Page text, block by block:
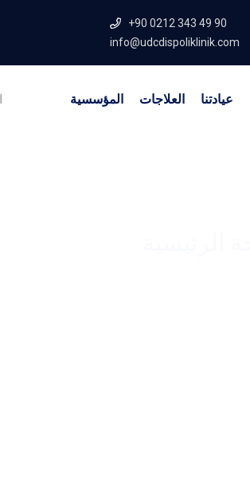
+90 0212 343 49 90
info@udcdispoliklinik.com
المؤسسية العلاجات عيادتنا